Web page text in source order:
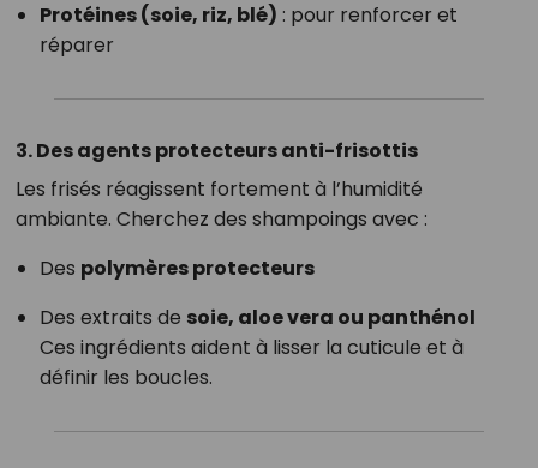
Protéines (soie, riz, blé) : pour renforcer et
réparer
3. Des agents protecteurs anti-frisottis
Les frisés réagissent fortement à l’humidité
ambiante. Cherchez des shampoings avec :
Des polymères protecteurs
Des extraits de soie, aloe vera ou panthénol
Ces ingrédients aident à lisser la cuticule et à
définir les boucles.